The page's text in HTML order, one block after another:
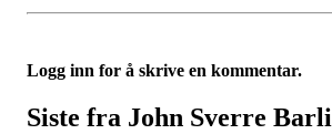
Logg inn for å skrive en kommentar.
Siste fra John Sverre Barli